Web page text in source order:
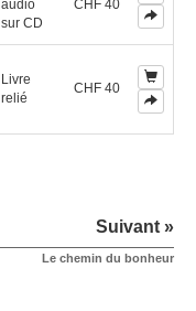
audio
sur CD
CHF 40
Livre
relié
CHF 40
Suivant »
Le chemin du bonheur